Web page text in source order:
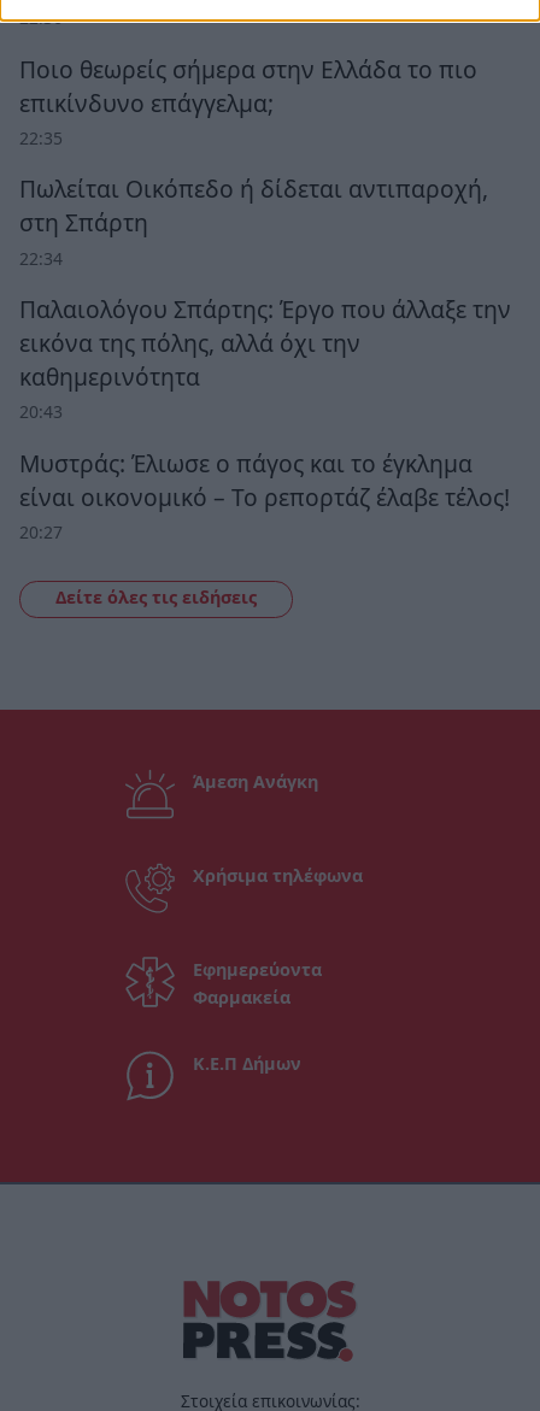
22:36
Ποιο θεωρείς σήμερα στην Ελλάδα το πιο
επικίνδυνο επάγγελμα;
22:35
Πωλείται Οικόπεδο ή δίδεται αντιπαροχή,
στη Σπάρτη
22:34
Παλαιολόγου Σπάρτης: Έργο που άλλαξε την
εικόνα της πόλης, αλλά όχι την
καθημερινότητα
20:43
Μυστράς: Έλιωσε ο πάγος και το έγκλημα
είναι οικονομικό – Το ρεπορτάζ έλαβε τέλος!
20:27
Δείτε όλες τις ειδήσεις
Άμεση Ανάγκη
Χρήσιμα τηλέφωνα
Εφημερεύοντα
Φαρμακεία
Κ.Ε.Π Δήμων
Στοιχεία επικοινωνίας: